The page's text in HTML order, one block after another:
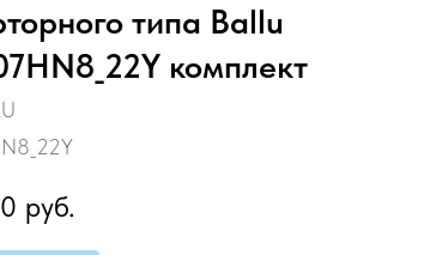
типа Ballu
комплект
руб.